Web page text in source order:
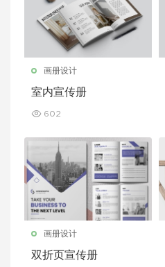
画册设计
室内宣传册
602
画册设计
双折页宣传册